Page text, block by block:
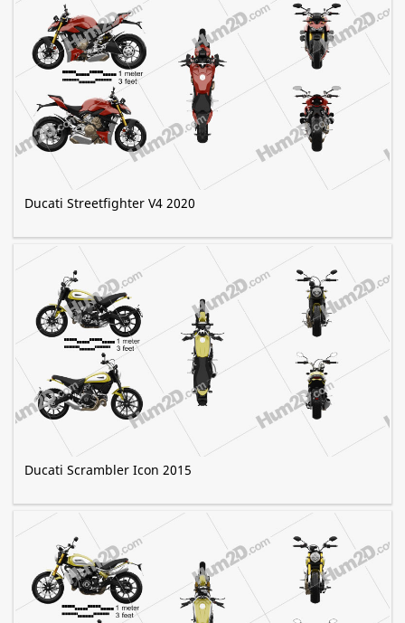
Ducati Streetfighter V4 2020
Ducati Scrambler Icon 2015